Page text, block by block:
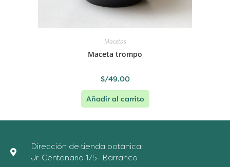
Macetas
Maceta trompo
S/49.00
Añadir al carrito
Dirección de tienda botánica:
Jr. Centenario 175- Barranco